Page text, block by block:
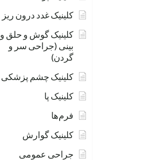
کلینیک غدد درون ریز
کلینیک گوش و حلق و
بینی (جراحی سر و
گردن)
کلینیک چشم پزشکی
کلینیک پا
فرم‌ها
کلینیک گوارش
جراحی عمومی